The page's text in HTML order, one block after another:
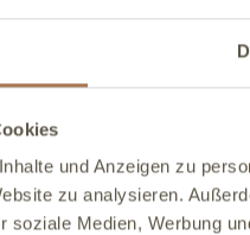
und Anzeigen zu
zu analysieren.
soziale Medien, Werbung
1, alle Folgenahrungen
Die Anpassung der
Verbraucher?
ist?